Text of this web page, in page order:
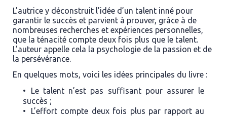
L’autrice y déconstruit l’idée d’un talent inné pour
garantir le succès et parvient à prouver, grâce à de
nombreuses recherches et expériences personnelles,
que la ténacité compte deux fois plus que le talent.
L’auteur appelle cela la psychologie de la passion et de
la persévérance.
En quelques mots, voici les idées principales du livre :
Le talent n’est pas suffisant pour assurer le
succès ;
L’effort compte deux fois plus par rapport au